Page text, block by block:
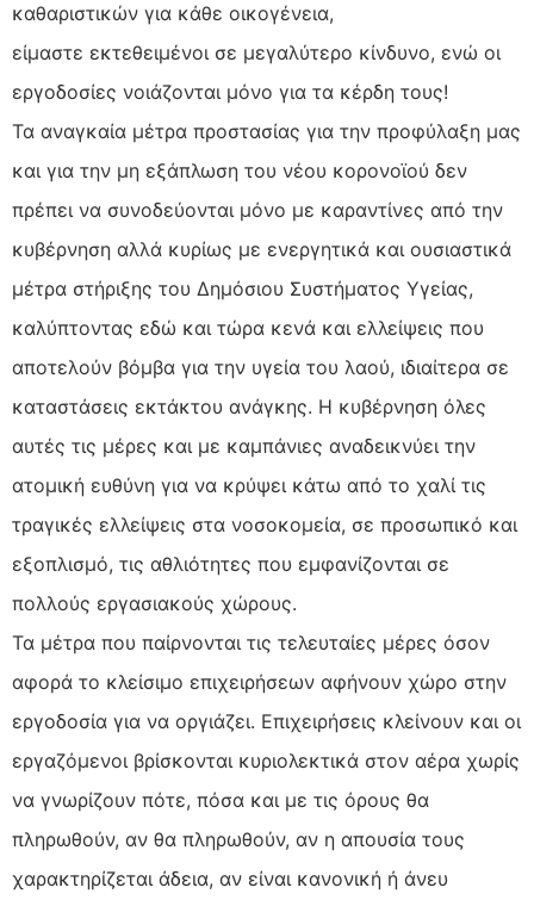
καθαριστικών για κάθε οικογένεια,
είμαστε εκτεθειμένοι σε μεγαλύτερο κίνδυνο, ενώ οι
εργοδοσίες νοιάζονται μόνο για τα κέρδη τους!
Τα αναγκαία μέτρα προστασίας για την προφύλαξη μας
και για την μη εξάπλωση του νέου κορονοϊού δεν
πρέπει να συνοδεύονται μόνο με καραντίνες από την
κυβέρνηση αλλά κυρίως με ενεργητικά και ουσιαστικά
μέτρα στήριξης του Δημόσιου Συστήματος Υγείας,
καλύπτοντας εδώ και τώρα κενά και ελλείψεις που
αποτελούν βόμβα για την υγεία του λαού, ιδιαίτερα σε
καταστάσεις εκτάκτου ανάγκης. Η κυβέρνηση όλες
αυτές τις μέρες και με καμπάνιες αναδεικνύει την
ατομική ευθύνη για να κρύψει κάτω από το χαλί τις
τραγικές ελλείψεις στα νοσοκομεία, σε προσωπικό και
εξοπλισμό, τις αθλιότητες που εμφανίζονται σε
πολλούς εργασιακούς χώρους.
Τα μέτρα που παίρνονται τις τελευταίες μέρες όσον
αφορά το κλείσιμο επιχειρήσεων αφήνουν χώρο στην
εργοδοσία για να οργιάζει. Επιχειρήσεις κλείνουν και οι
εργαζόμενοι βρίσκονται κυριολεκτικά στον αέρα χωρίς
να γνωρίζουν πότε, πόσα και με τις όρους θα
πληρωθούν, αν θα πληρωθούν, αν η απουσία τους
χαρακτηρίζεται άδεια, αν είναι κανονική ή άνευ